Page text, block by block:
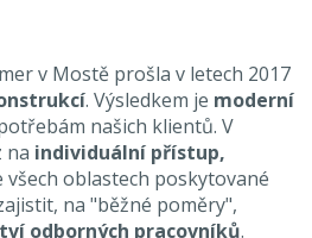
v Mostě prošla v letech 2017
. Výsledkem je moderní
našich klientů. V
na individuální přístup,
všech oblastech poskytované
na "běžné poměry",
odborných pracovníků.